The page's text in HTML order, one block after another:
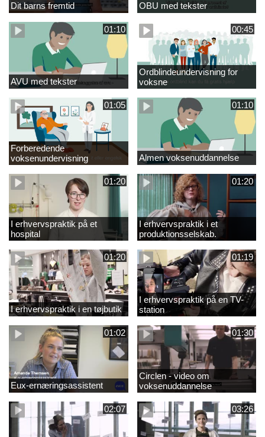
Dit barns fremtid OBU med tekster
01:10
AVU med tekster
00:45
Ordblindeundervisning for
voksne
01:05
Forberedende
voksenundervisning
01:10
Almen voksenuddannelse
01:20
I erhvervspraktik på et
hospital
01:20
I erhvervspraktik i et
produktionsselskab.
01:20
I erhvervspraktik i en tøjbutik
01:19
I erhvervspraktik på en TV-
station
01:02
Eux-ernæringsassistent
01:30
Circlen - video om
voksenuddannelse
02:07 03:26